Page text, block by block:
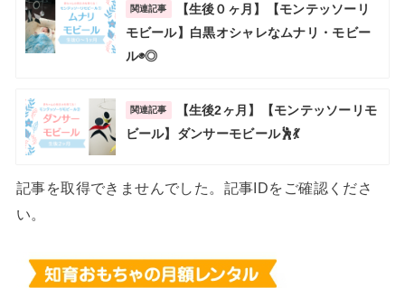
関連記事
【生後０ヶ月】【モンテッソーリ
モビール】白黒オシャレなムナリ・モビー
ル◉◎
関連記事
【生後2ヶ月】【モンテッソーリモ
ビール】ダンサーモビール🕺💃
記事を取得できませんでした。記事IDをご確認くださ
い。